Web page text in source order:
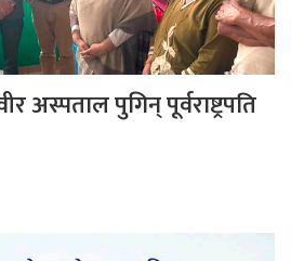
अस्पताल पुगिन् पूर्वराष्ट्रपति